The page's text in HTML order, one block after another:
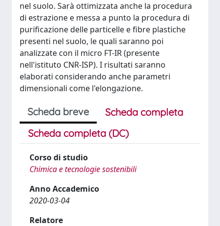
nel suolo. Sarà ottimizzata anche la procedura
di estrazione e messa a punto la procedura di
purificazione delle particelle e fibre plastiche
presenti nel suolo, le quali saranno poi
analizzate con il micro FT-IR (presente
nell'istituto CNR-ISP). I risultati saranno
elaborati considerando anche parametri
dimensionali come l'elongazione.
Scheda breve
Scheda completa
Scheda completa (DC)
Corso di studio
Chimica e tecnologie sostenibili
Anno Accademico
2020-03-04
Relatore